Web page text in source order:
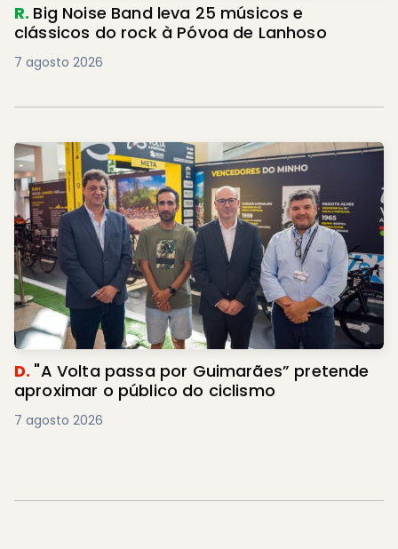
R. Big Noise Band leva 25 músicos e
clássicos do rock à Póvoa de Lanhoso
7 agosto 2026
D. "A Volta passa por Guimarães” pretende
aproximar o público do ciclismo
7 agosto 2026